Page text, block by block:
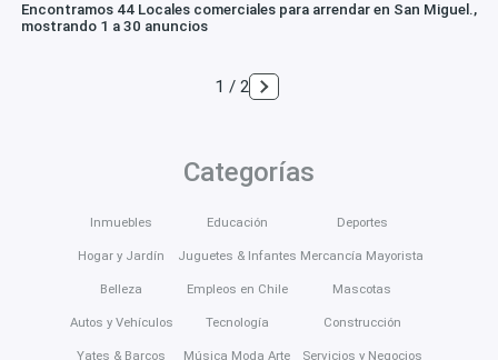
Encontramos 44 Locales comerciales para arrendar en San Miguel.,
mostrando 1 a 30 anuncios
1 / 2
Categorías
Inmuebles
Hogar y Jardín
Belleza
Autos y Vehículos
Yates & Barcos
Educación
Juguetes & Infantes
Empleos en Chile
Tecnología
Música Moda Arte
Deportes
Mercancía Mayorista
Mascotas
Construcción
Servicios y Negocios